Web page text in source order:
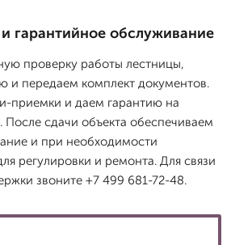
гарантийное обслуживание
проверку работы лестницы,
и передаем комплект документов.
приемки и даем гарантию на
сдачи объекта обеспечиваем
и при необходимости
регулировки и ремонта. Для связи
звоните +7 499 681-72-48.